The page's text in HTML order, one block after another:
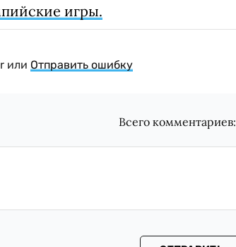
игры.
или Отправить ошибку
Всего комментариев: